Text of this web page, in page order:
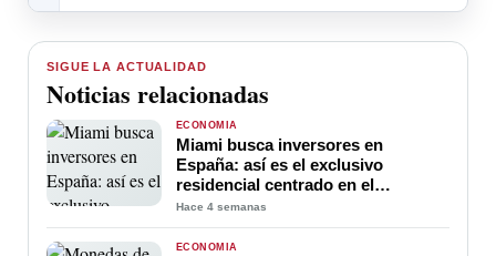
SIGUE LA ACTUALIDAD
Noticias relacionadas
ECONOMÍA
Miami busca inversores en
España: así es el exclusivo
residencial centrado en el
bienestar que quiere atraer capital
en Brickell
Hace 4 semanas
ECONOMÍA